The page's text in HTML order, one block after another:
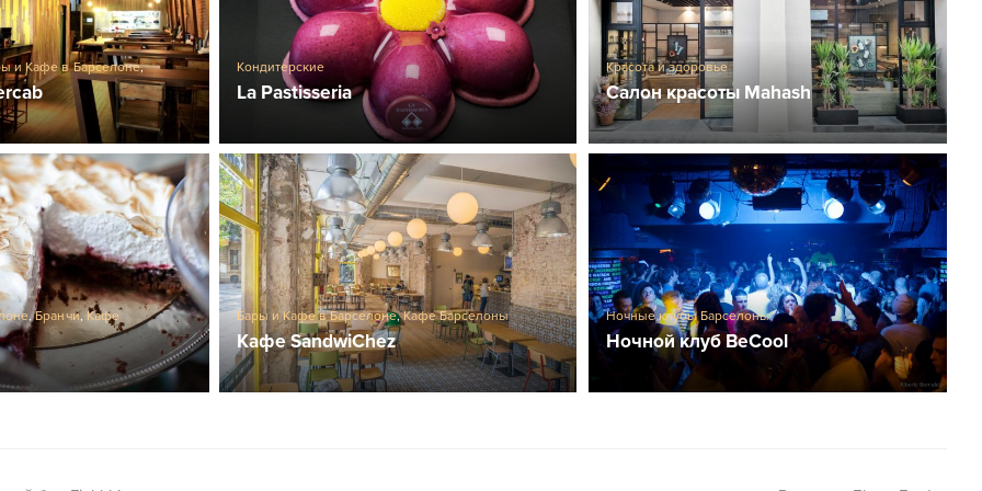
и Кафе в Барселоне,
Кондитерские
La Pastisseria
Красота и здоровье
Салон красоты Mahash
,Бранчи, Кафе
Барселоны
Бары и Кафе в Барселоне,Кафе Барселоны
Кафе SandwiChez
Ночные клубы Барселоны
Ночной клуб BeCool